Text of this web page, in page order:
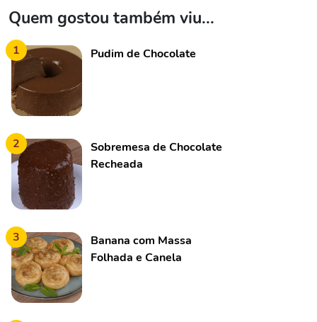
Quem gostou também viu...
1 Pudim de Chocolate
2
Sobremesa de Chocolate
Recheada
3
Banana com Massa
Folhada e Canela